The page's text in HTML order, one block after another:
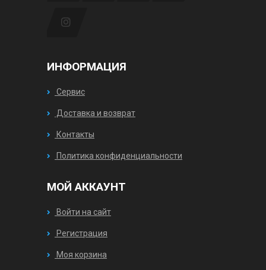
ИНФОРМАЦИЯ
Сервис
Доставка и возврат
Контакты
Политика конфиденциальности
МОЙ АККАУНТ
Войти на сайт
Регистрация
Моя корзина